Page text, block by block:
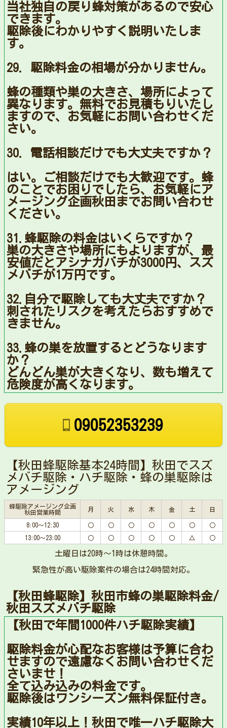
当社独自の戻り蜂対策があるので安心
できます。
駆除後にわかりやすく説明いたしま
す。
29. 駆除料金の相場が分かりません。
蜂の種類や巣の大きさ、場所によって
異なります。無料でお見積もりいたし
ますので、お気軽にお問い合わせくだ
さい。
30. 電話相談だけでも大丈夫ですか？
はい。ご相談だけでも大歓迎です。蜂
のことでお困りでしたら、お気軽にア
メージング企画秋田までお問い合わせ
ください。
31.蜂駆除の料金はいくらですか？
巣の大きさや場所にもよりますが、最
安値だとアシナガバチが3000円、スズ
メバチが1万円です。
32.自分で駆除しても大丈夫ですか？
刺されたリスクを考えたらおすすめで
きません。
33.蜂の巣を放置するとどうなります
か？
どんどん巣が大きくなり、数も増えて
危険度が高くなります。
09052353239
【秋田蜂駆除基本24時間】秋田でスズ
メバチ駆除・ハチ駆除・蜂の巣駆除は
アメージング
蜂駆除アメージング企画
秋田営業時間
月 火 水 木 金 土 日
8:00～12:30 ○ ○ ○ ○ ○ ○ ○
13:00～23:00 ○ ○ ○ ○ ○ △ ○
土曜日は20時〜1時は休憩時間。
緊急性が高い駆除案件の場合は24時間対応。
【秋田蜂駆除】秋田市蜂の巣駆除料金/
秋田スズメバチ駆除
【秋田で年間1000件ハチ駆除実績】
駆除料金が心配なお客様は予算に合わ
せますので遠慮なくお問い合わせくだ
さいませ！
全て込み込みの料金です。
駆除後はワンシーズン無料保証付き。
実績10年以上！秋田で唯一ハチ駆除大